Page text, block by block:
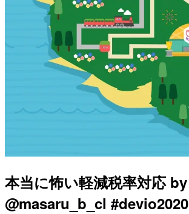
本当に怖い軽減税率対応 by
@masaru_b_cl #devio2020